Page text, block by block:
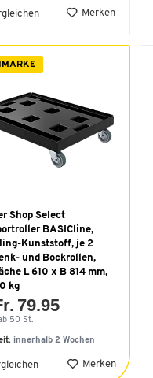
Merken
Shop Select
BASICline,
Kunststoff, je 2
und Bockrollen,
L 610 x B 814 mm,
kg
79.95
50 St.
innerhalb 2 Wochen
Merken